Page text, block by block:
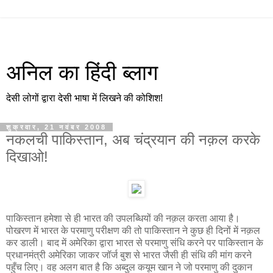
अनिल का हिंदी ब्लाग
देसी लोगों द्वारा देसी भाषा में लिखने की कोशिश!
शुक्रवार, 21 नवंबर 2008
नकलची पाकिस्तान, अब चंद्रयान की नक़ल करके
दिखाओ!
पाकिस्तान हमेशा से ही भारत की उपलब्धियों की नक़ल करता आया है।
पोखरण में भारत के परमाणु परीक्षण की तो पाकिस्तान ने कुछ ही दिनों में नक़ल
कर डाली। बाद में अमेरिका द्वारा भारत से परमाणु संधि करने पर पाकिस्तान के
प्रधानमंत्री अमेरिका जाकर जॉर्ज बुश से भारत जैसी ही संधि की मांग करने
पहुँच लिए। वह अलग बात है कि अब्दुल कयूम खान ने जो परमाणु की दुकान